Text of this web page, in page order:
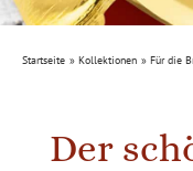
Startseite Kollektionen Für die
Der